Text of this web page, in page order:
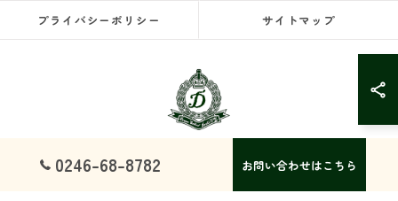
0246-68-8782 お問い合わせはこちら
プライバシーポリシー サイトマップ
© 2026 福島県いわき市の塾ならドリームスクール ALL RIGHTS RESERVED.